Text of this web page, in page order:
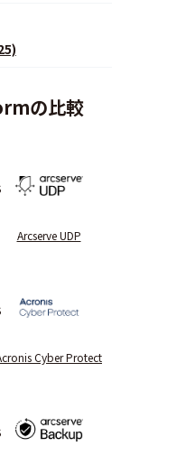
の比較
Arcserve UDP
Cyber Protect